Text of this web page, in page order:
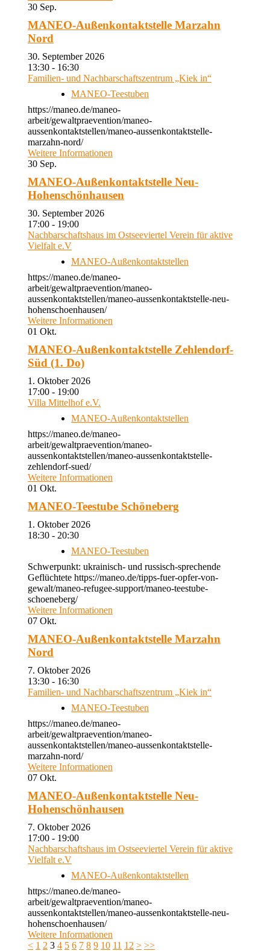
30 Sep.
MANEO-Außenkontaktstelle Marzahn
Nord
30. September 2026
13:30 - 16:30
Familien- und Nachbarschaftszentrum „Kiek in“
MANEO-Teestuben
https://maneo.de/maneo-
arbeit/gewaltpraevention/maneo-
aussenkontaktstellen/maneo-aussenkontaktstelle-
marzahn-nord/
Weitere Informationen
30 Sep.
MANEO-Außenkontaktstelle Neu-
Hohenschönhausen
30. September 2026
17:00 - 19:00
Nachbarschaftshaus im Ostseeviertel Verein für aktive
Vielfalt e.V
MANEO-Außenkontaktstellen
https://maneo.de/maneo-
arbeit/gewaltpraevention/maneo-
aussenkontaktstellen/maneo-aussenkontaktstelle-neu-
hohenschoenhausen/
Weitere Informationen
01 Okt.
MANEO-Außenkontaktstelle Zehlendorf-
Süd (1. Do)
1. Oktober 2026
17:00 - 19:00
Villa Mittelhof e.V.
MANEO-Außenkontaktstellen
https://maneo.de/maneo-
arbeit/gewaltpraevention/maneo-
aussenkontaktstellen/maneo-aussenkontaktstelle-
zehlendorf-sued/
Weitere Informationen
01 Okt.
MANEO-Teestube Schöneberg
1. Oktober 2026
18:30 - 20:30
MANEO-Teestuben
Schwerpunkt: ukrainisch- und russisch-sprechende
Geflüchtete https://maneo.de/tipps-fuer-opfer-von-
gewalt/maneo-refugee-support/maneo-teestube-
schoeneberg/
Weitere Informationen
07 Okt.
MANEO-Außenkontaktstelle Marzahn
Nord
7. Oktober 2026
13:30 - 16:30
Familien- und Nachbarschaftszentrum „Kiek in“
MANEO-Teestuben
https://maneo.de/maneo-
arbeit/gewaltpraevention/maneo-
aussenkontaktstellen/maneo-aussenkontaktstelle-
marzahn-nord/
Weitere Informationen
07 Okt.
MANEO-Außenkontaktstelle Neu-
Hohenschönhausen
7. Oktober 2026
17:00 - 19:00
Nachbarschaftshaus im Ostseeviertel Verein für aktive
Vielfalt e.V
MANEO-Außenkontaktstellen
https://maneo.de/maneo-
arbeit/gewaltpraevention/maneo-
aussenkontaktstellen/maneo-aussenkontaktstelle-neu-
hohenschoenhausen/
Weitere Informationen
< 1 2 3 4 5 6 7 8 9 10 11 12 > >>